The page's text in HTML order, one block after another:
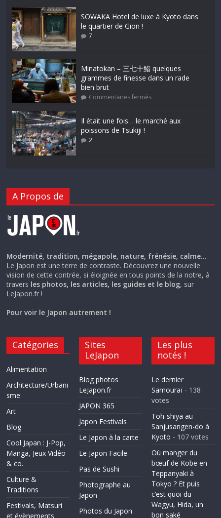
SOWAKA Hotel de luxe à Kyoto dans
le quartier de Gion !
7
Minatokan – 三七十鮨 quelques
grammes de finesse dans un rade
bien brut
Commentaires fermés
Il était une fois… le marché aux
poissons de Tsukiji !
2
A Propos de
Modernité, tradition, mégapole, nature, frénésie, calme…
Le Japon est une terre de contraste. Découvrez une nouvelle
vision de cette contrée, si éloignée en tous points de la notre, à
travers les photos, les articles, les guides et le blog, sur
LeJapon.fr !
Pour voir le Japon autrement !
Catégories
Alimentation
Architecture/Urbani
sme
Art
Blog
Cool Japan : J-Pop,
Manga, Jeux Vidéo
& co.
Culture &
Traditions
Festivals, Matsuri
et évènements
Sites
LeJapon
Blog photos
LeJapon.fr
JAPON 365
Japon Festivals
Le Japon à la carte
Le Japon Facile
Pas de Sushi
Photographe au
Japon
Photos du Japon
Les plus
notés !
Le dernier
Samouraï- 138
votes
Toh-shiya au
Sanjusangen-do à
Kyoto - 107 votes
Où manger du
bœuf de Kobe en
Teppanyaki à
Tokyo ? Et puis
c’est quoi du
Wagyu, Hida, un
bon saké